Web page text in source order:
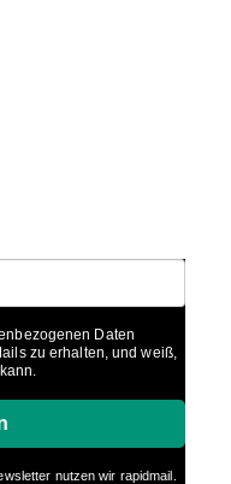
Daten
zu erhalten, und weiß,
nutzen wir rapidmail.